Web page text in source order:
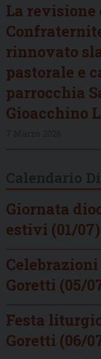
La revisione
rinnovato
pastorale e
parrocchia
Gioacchino
Giornata
estivi (01/07)
Goretti (05/
Festa
Goretti (06/